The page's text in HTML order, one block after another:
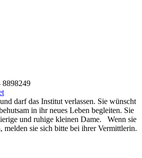
8898249
darf das Institut verlassen. Sie wünscht
in ihr neues Leben begleiten. Sie
und ruhige kleinen Dame. Wenn sie
melden sie sich bitte bei ihrer Vermittlerin.